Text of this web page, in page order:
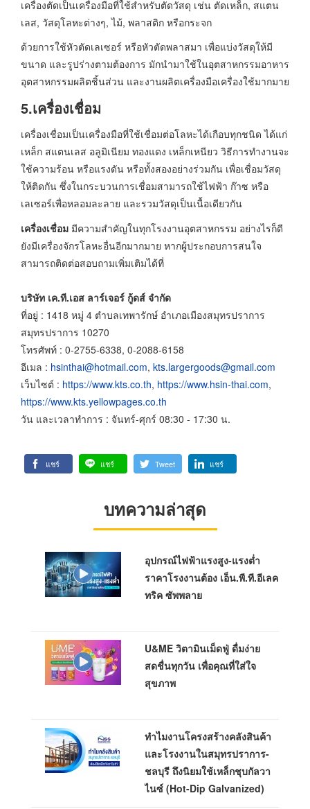
เครื่องตัดเป็นเครื่องมือที่ใช้สำหรับตัดวัสดุ เช่น ตัดเหล็ก, สแตน
เลส, วัสดุโลหะต่างๆ, ไม้, พลาสติก หรือกระจก
ด้วยการใช้หัวตัดเลเซอร์ หรือหัวตัดพลาสมา เพื่อแบ่งวัสดุให้มี
ขนาด และรูปร่างตามต้องการ มักนำมาใช้ในอุตสาหกรรมอาหาร
อุตสาหกรรมผลิตชิ้นส่วน และงานผลิตเครื่องมือเครื่องใช้มากมาย
5.เครื่องเชื่อม
เครื่องเชื่อมเป็นเครื่องมือที่ใช้เชื่อมต่อโลหะได้เกือบทุกชนิด ได้แก่
เหล็ก สแตนเลส อลูมิเนียม ทองแดง เหล็กเหนียว วิธีการทำงานจะ
ใช้ความร้อน หรือแรงดัน หรือทั้งสองอย่างร่วมกัน เพื่อเชื่อมวัสดุ
ให้ติดกัน ซึ่งในกระบวนการเชื่อมสามารถใช้ไฟฟ้า ก๊าซ หรือ
เลเซอร์เพื่อหลอมละลาย และรวมวัสดุเป็นเนื้อเดียวกัน
เครื่องเชื่อม มีความสำคัญในทุกโรงงานอุตสาหกรรม อย่างไรก็ดี
ยังมีเครื่องจักรโลหะอื่นอีกมากมาย หากผู้ประกอบการสนใจ
สามารถติดต่อสอบถามเพิ่มเติมได้ที่
บริษัท เค.ที.เอส ลาร์เจอร์ กู้ดส์ จำกัด
ที่อยู่ : 1418 หมู่ 4 ตำบลเทพารักษ์ อำเภอเมืองสมุทรปราการ
สมุทรปราการ 10270
โทรศัพท์ : 0-2755-6338, 0-2088-6158
อีเมล : hsinthai@hotmail.com, kts.largergoods@gmail.com
เว็บไซต์ : https://www.kts.co.th, https://www.hsin-thai.com,
https://www.kts.yellowpages.co.th
วัน และเวลาทำการ : จันทร์-ศุกร์ 08:30 - 17:30 น.
แชร์ แชร์ Tweet แชร์
บทความล่าสุด
อุปกรณ์ไฟฟ้าแรงสูง-แรงต่ำ
ราคาโรงงานต้อง เอ็น.พี.ที.อีเลค
ทริค ซัพพลาย
U&ME วิตามินเม็ดฟู่ ดื่มง่าย
สดชื่นทุกวัน เพื่อคุณที่ใส่ใจ
สุขภาพ
ทำไมงานโครงสร้างคลังสินค้า
และโรงงานในสมุทรปราการ-
ชลบุรี ถึงนิยมใช้เหล็กชุบกัลวา
ไนซ์ (Hot-Dip Galvanized)